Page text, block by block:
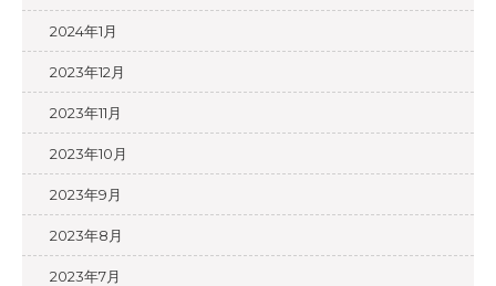
2024年1月
2023年12月
2023年11月
2023年10月
2023年9月
2023年8月
2023年7月